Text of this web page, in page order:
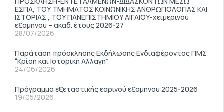
ΕΣΠΑ, ΤΟΥ ΤΜΗΜΑΤΟΣ ΚΟΙΝΩΝΙΚΗΣ ΑΝΘΡΩΠΟΛΟΓΙΑΣ ΚΑΙ
ΙΣΤΟΡΙΑΣ , ΤΟΥ ΠΑΝΕΠΙΣΤΗΜΙΟΥ ΑΙΓΑΙΟΥ-χειμερινού
εξαμήνου – ακαδ. έτους 2026-27
28/07/2026
Παράταση πρόσκλησης Εκδήλωσης Ενδιαφέροντος ΠΜΣ
“Κρίση και Ιστορική Αλλαγή”
24/06/2026
Πρόγραμμα εξεταστικής εαρινού εξαμήνου 2025-2026
19/05/2026